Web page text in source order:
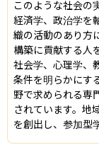
このような社会の
経済学、政治学を
織の活動のあり方
構築に貢献する人
社会学、心理学、
条件を明らかにす
野で求められる専
されています。地
を創出し、参加型